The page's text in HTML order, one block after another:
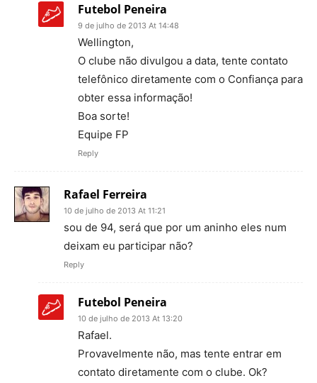
Futebol Peneira
9 de julho de 2013 At 14:48
Wellington,
O clube não divulgou a data, tente contato
telefônico diretamente com o Confiança para
obter essa informação!
Boa sorte!
Equipe FP
Reply
Rafael Ferreira
10 de julho de 2013 At 11:21
sou de 94, será que por um aninho eles num
deixam eu participar não?
Reply
Futebol Peneira
10 de julho de 2013 At 13:20
Rafael.
Provavelmente não, mas tente entrar em
contato diretamente com o clube. Ok?